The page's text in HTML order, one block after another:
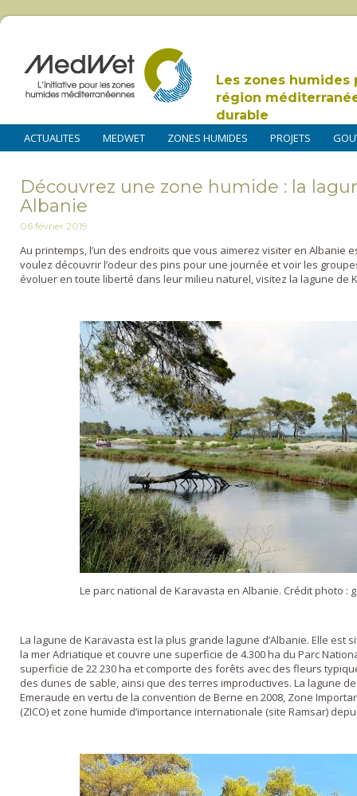
Les zones humides
région
durable
ACTUALITES MEDWET ZONES HUMIDES PROJETS
Découvrez une zone humide : la
Albanie
06 février 2019
Au printemps, l’un des endroits que vous aimerez visiter en Albanie
voulez découvrir l’odeur des pins pour une journée et voir les
évoluer en toute liberté dans leur milieu naturel, visitez la lagune de
Le parc national de Karavasta en Albanie. Crédit photo :
La lagune de Karavasta est la plus grande lagune d’Albanie. Elle est
la mer Adriatique et couvre une superficie de 4.300 ha du Parc
superficie de 22 230 ha et comporte des forêts avec des fleurs
des dunes de sable, ainsi que des terres improductives. La lagune
Emeraude en vertu de la convention de Berne en 2008, Zone
(ZICO) et zone humide d’importance internationale (site Ramsar)